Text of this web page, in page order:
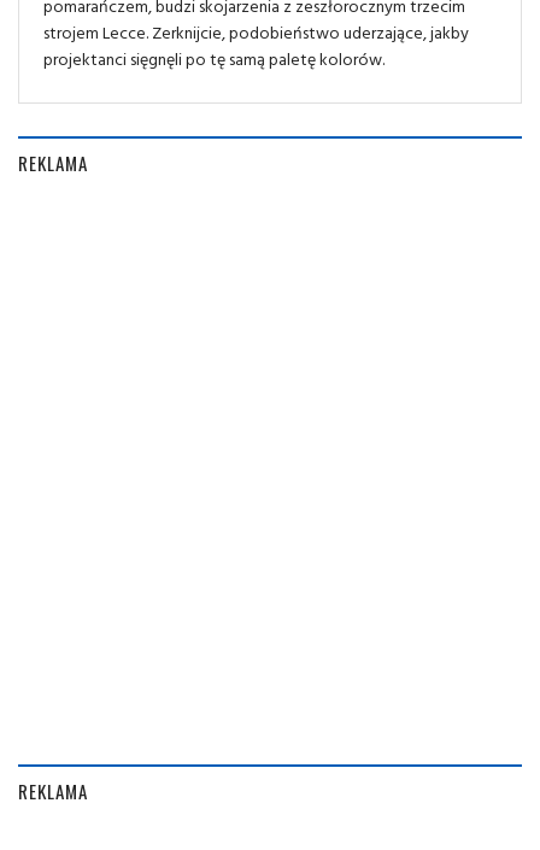
pomarańczem, budzi skojarzenia z zeszłorocznym trzecim
strojem Lecce. Zerknijcie, podobieństwo uderzające, jakby
projektanci sięgnęli po tę samą paletę kolorów.
REKLAMA
REKLAMA